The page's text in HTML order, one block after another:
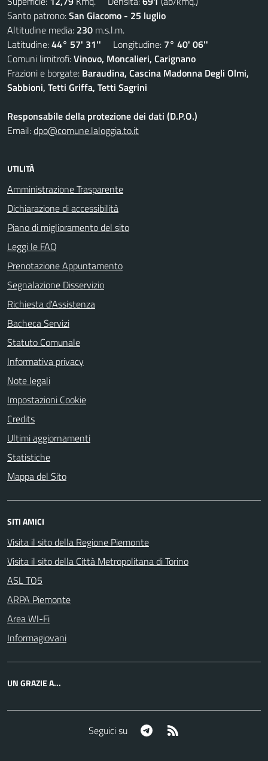
Santo patrono:San Giacomo - 25 luglio
Altitudine media: 230 m.s.l.m.
Latitudine:44° 57' 31'' Longitudine: 7° 40' 06''
Comuni limitrofi:Vinovo, Moncalieri, Carignano
Frazioni e borgate: Baraudina, Cascina Madonna Degli Olmi,
Sabbioni, Tetti Griffa, Tetti Sagrini
Responsabile della protezione dei dati (D.P.O.)
Email:dpo@comune.laloggia.to.it
UTILITÀ
Amministrazione Trasparente
Dichiarazione di accessibilità
Piano di miglioramento del sito
Leggi le FAQ
Prenotazione Appuntamento
Segnalazione Disservizio
Richiesta d'Assistenza
Bacheca Servizi
Statuto Comunale
Informativa privacy
Note legali
Impostazioni Cookie
Credits
Ultimi aggiornamenti
Statistiche
Mappa del Sito
SITI AMICI
Visita il sito della Regione Piemonte
Visita il sito della Città Metropolitana di Torino
ASL TO5
ARPA Piemonte
Area WI-Fi
Informagiovani
UN GRAZIE A...
Seguici su Telegram